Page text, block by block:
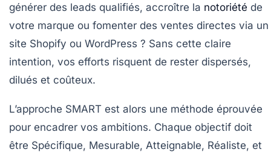
générer des leads qualifiés, accroître la notoriété de
votre marque ou fomenter des ventes directes via un
site Shopify ou WordPress ? Sans cette claire
intention, vos efforts risquent de rester dispersés,
dilués et coûteux.
L’approche SMART est alors une méthode éprouvée
pour encadrer vos ambitions. Chaque objectif doit
être Spécifique, Mesurable, Atteignable, Réaliste, et